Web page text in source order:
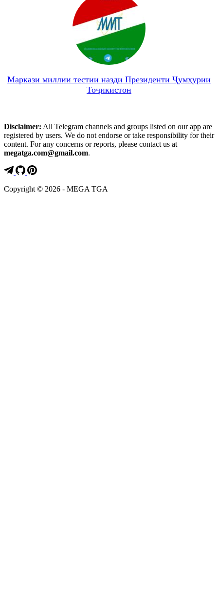
Маркази миллии тестии назди Президенти Ҷумҳурии
Тоҷикистон
Disclaimer: All Telegram channels and groups listed on our app are
registered by users. We do not endorse or take responsibility for their
content. For any concerns or reports, please contact us at
megatga.com@gmail.com.
Copyright © 2026 - MEGA TGA